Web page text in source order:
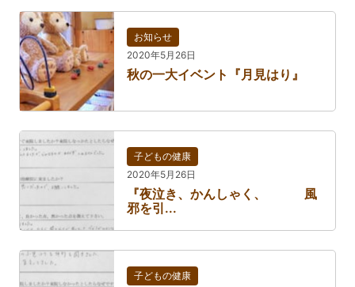
お知らせ
2020年5月26日
秋の一大イベント『月見はり』
子どもの健康
2020年5月26日
『夜泣き、かんしゃく、 風
邪を引...
子どもの健康